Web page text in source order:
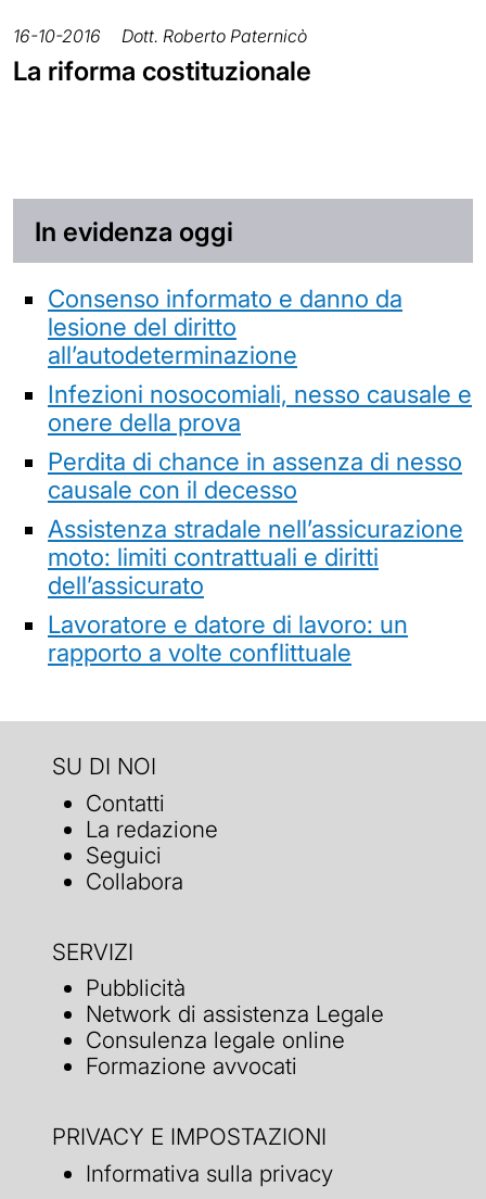
16-10-2016 Dott. Roberto Paternicò
La riforma costituzionale
In evidenza oggi
Consenso informato e danno da
lesione del diritto
all’autodeterminazione
Infezioni nosocomiali, nesso causale e
onere della prova
Perdita di chance in assenza di nesso
causale con il decesso
Assistenza stradale nell’assicurazione
moto: limiti contrattuali e diritti
dell’assicurato
Lavoratore e datore di lavoro: un
rapporto a volte conflittuale
SU DI NOI
Contatti
La redazione
Seguici
Collabora
SERVIZI
Pubblicità
Network di assistenza Legale
Consulenza legale online
Formazione avvocati
PRIVACY E IMPOSTAZIONI
Informativa sulla privacy